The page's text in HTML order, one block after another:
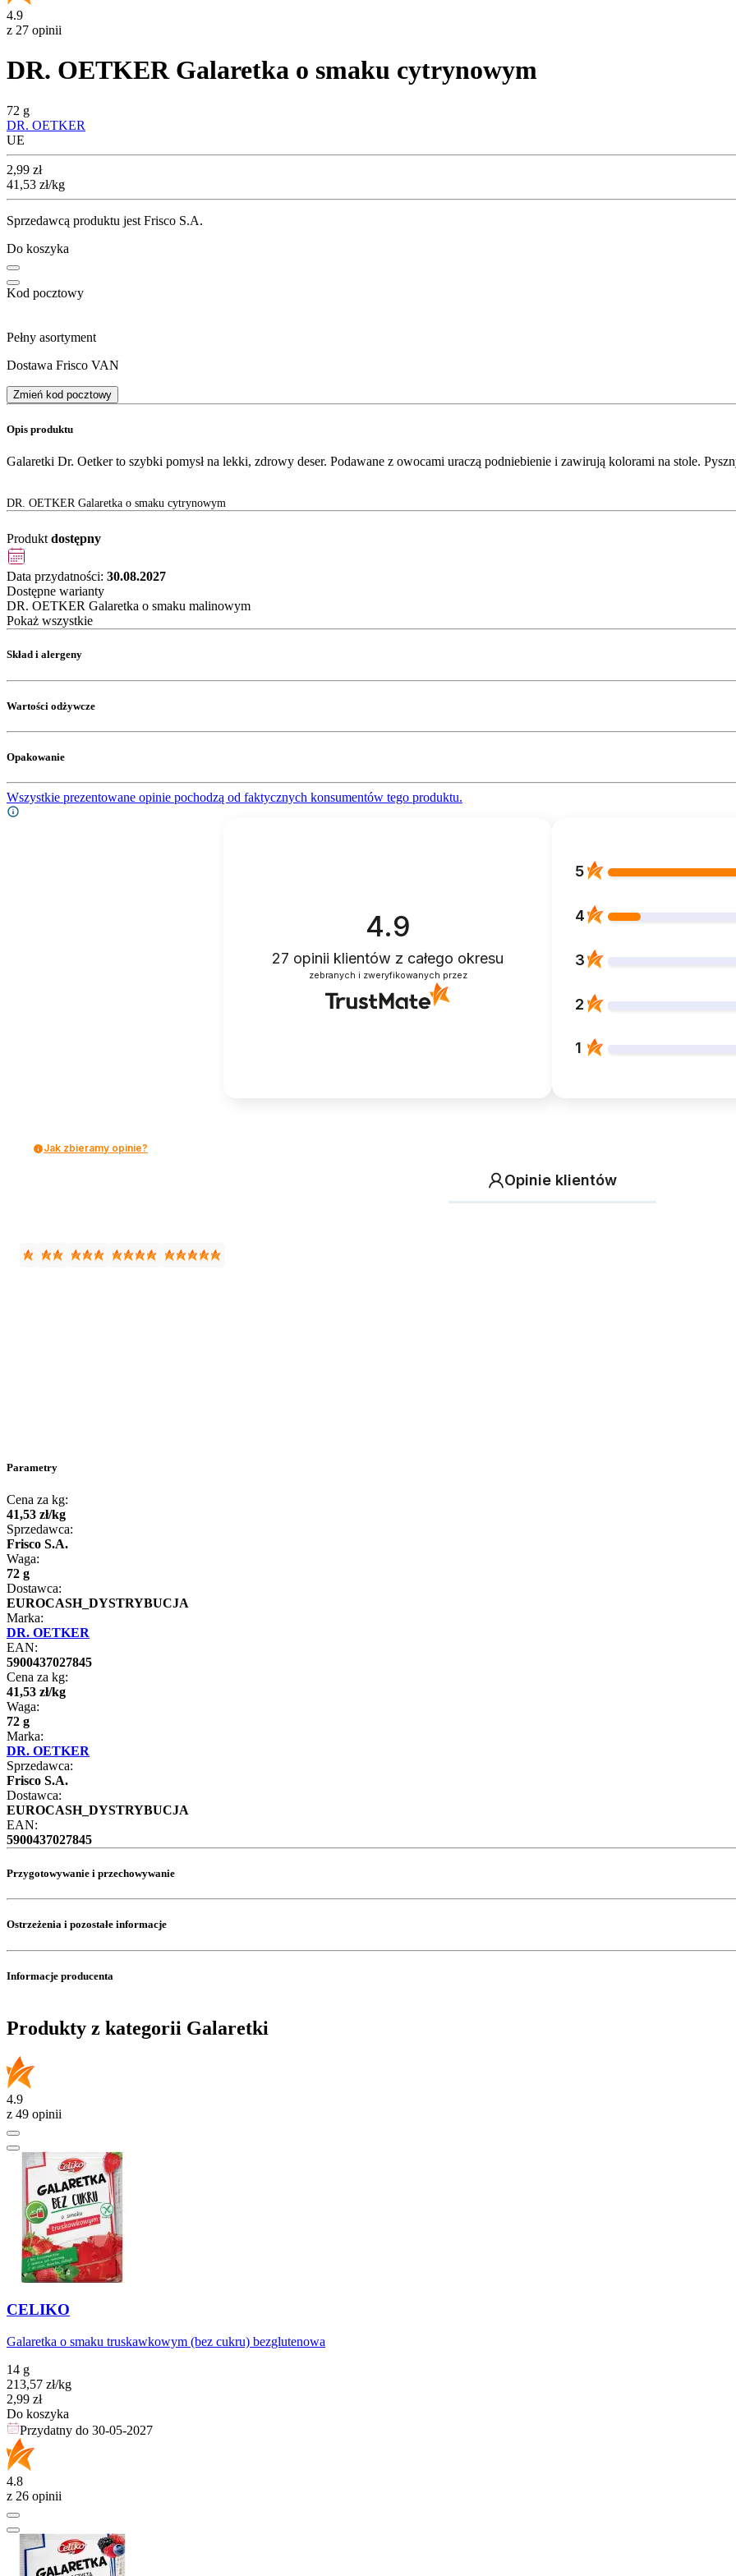
4.9
z 27 opinii
DR. OETKER Galaretka o smaku cytrynowym
72 g
DR. OETKER
UE
Cena
2,99 zł
41,53 zł/kg
Sprzedawcą produktu jest Frisco S.A.
Do koszyka
Kod pocztowy
Pełny asortyment
Dostawa Frisco VAN
Zmień kod pocztowy
Opis produktu
Galaretki Dr. Oetker to szybki pomysł na lekki, zdrowy deser. Podawane z owocami uraczą podniebienie i zawirują kolorami na stole.
DR. OETKER Galaretka o smaku cytrynowym
Produkt dostępny
Data przydatności: 30.08.2027
Dostępne warianty
DR. OETKER Galaretka o smaku malinowym
Pokaż wszystkie
Skład i alergeny
Wartości odżywcze
Opakowanie
Wszystkie prezentowane opinie pochodzą od faktycznych konsumentów tego produktu.
4.9
27 opinii klientów z całego okresu
zebranych i zweryfikowanych przez
5
4
3
2
1
Jak zbieramy opinie?
Opinie klientów
Parametry
Cena za kg:
41,53 zł/kg
Sprzedawca:
Frisco S.A.
Waga:
72 g
Dostawca:
EUROCASH_DYSTRYBUCJA
Marka:
DR. OETKER
EAN:
5900437027845
Cena za kg:
41,53 zł/kg
Waga:
72 g
Marka:
DR. OETKER
Sprzedawca:
Frisco S.A.
Dostawca:
EUROCASH_DYSTRYBUCJA
EAN:
5900437027845
Przygotowywanie i przechowywanie
Ostrzeżenia i pozostałe informacje
Informacje producenta
Produkty z kategorii Galaretki
4.9
z 49 opinii
CELIKO
Galaretka o smaku truskawkowym (bez cukru) bezglutenowa
14 g
213,57 zł/kg
Cena
2,99 zł
Do koszyka
Przydatny do 30-05-2027
4.8
z 26 opinii